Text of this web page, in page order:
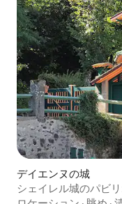
デイエンヌの城
シェイレル城のパビ